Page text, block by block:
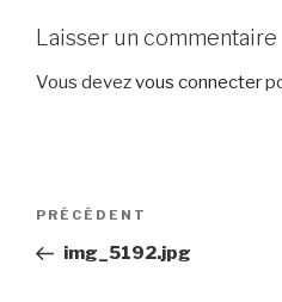
Laisser un commentaire
Vous devezvous connecter
Navigation
l’article
Article
précédent
PRÉCÉDENT
img_5192.jpg